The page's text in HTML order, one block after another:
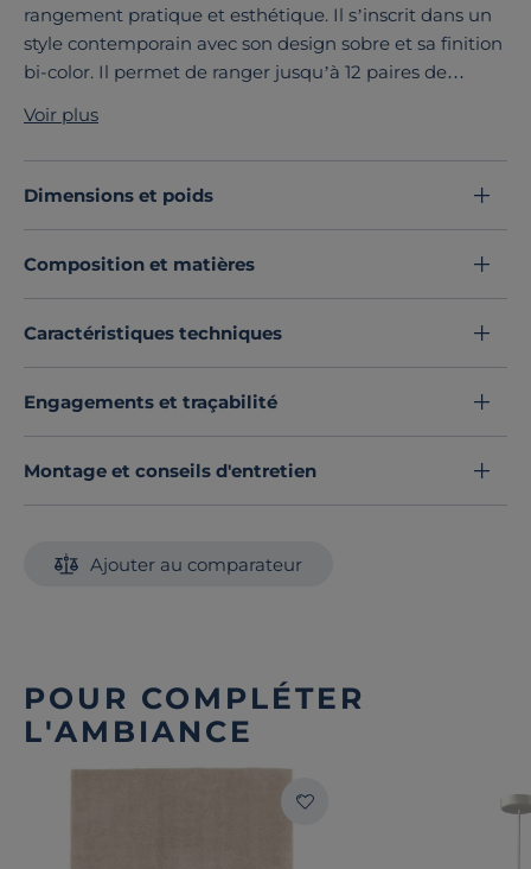
rangement pratique et esthétique. Il s’inscrit dans un
style contemporain avec son design sobre et sa finition
bi-color. Il permet de ranger jusqu’à 12 paires de
étagères (dont 3 réglables). Il est possible de monter
les 3 portes à droite ou à gauche. Le dos du meuble
est ajouré pour favoriser l’aération.
Voir plus
Dimensions et poids
Composition et matières
Caractéristiques techniques
Engagements et traçabilité
Montage et conseils d'entretien
Ajouter au comparateur
POUR COMPLÉTER
L'AMBIANCE